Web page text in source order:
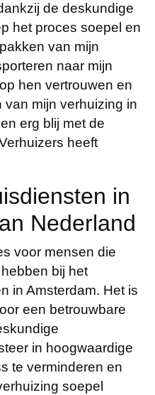
de deskundige
het proces soepel en
van mijn
naar mijn
hen vertrouwen en
mijn verhuizing in
erg blij met de
heeft
in
Nederland
voor mensen die
bij het
in Amsterdam. Het is
een betrouwbare
in hoogwaardige
te verminderen en
soepel